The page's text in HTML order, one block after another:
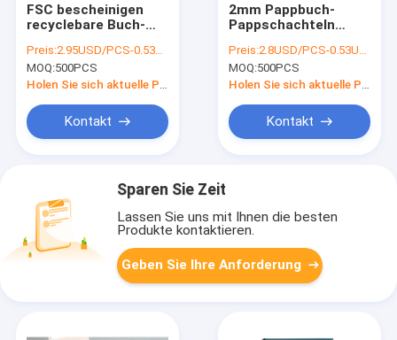
FSC bescheinigen
recyclebare Buch-
dekorative
gefälschtes Buch-
Kästen
Preis:2.95USD/PCS-0.53USD/PCS
MOQ:500PCS
Holen Sie sich aktuelle Preis
Kontakt
2mm Pappbuch-
Pappschachteln
Freundin
Preis:2.8USD/PCS-0.53USD/PCS
MOQ:500PCS
Holen Sie sich aktuelle Preis
Kontakt
Sparen Sie Zeit
Lassen Sie uns mit Ihnen die besten
Produkte kontaktieren.
Geben Sie Ihre Anforderung